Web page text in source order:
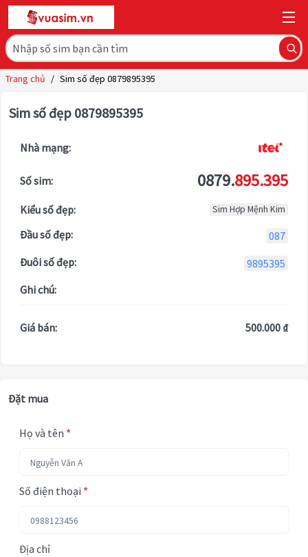
Trang chủ / Sim số đẹp 0879895395
Sim số đẹp 0879895395
Nhà mạng:
Số sim: 0879.895.395
Kiểu số đẹp: Sim Hợp Mệnh Kim
Đầu số đẹp:
087
Đuôi số đẹp:
9895395
Ghi chú:
Giá bán: 500.000 ₫
Đặt mua
Họ và tên *
Số điện thoại *
Địa chỉ